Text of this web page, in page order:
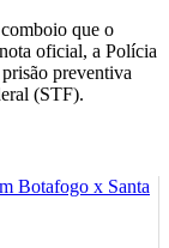
que o
oficial, a Polícia
preventiva
(STF).